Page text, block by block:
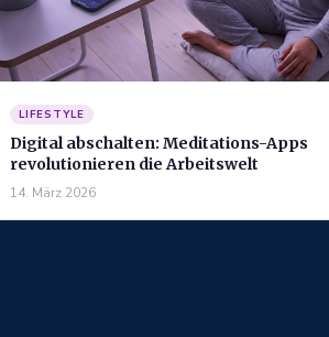
LIFESTYLE
Digital abschalten: Meditations-Apps
revolutionieren die Arbeitswelt
14. März 2026